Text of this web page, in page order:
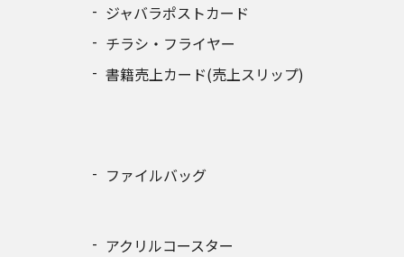
ジャバラポストカード
チラシ・フライヤー
書籍売上カード(売上スリップ)
ファイルバッグ
アクリルコースター